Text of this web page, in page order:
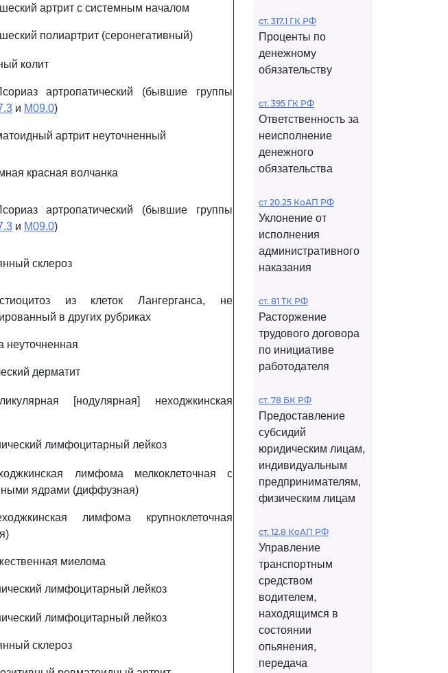
артрит с системным началом
полиартрит (серонегативный)
колит
артропатический (бывшие группы
и M09.0)
артрит неуточненный
красная волчанка
артропатический (бывшие группы
и M09.0)
склероз
из клеток Лангерганса, не
в других рубриках
неуточненная
дерматит
[нодулярная] неходжкинская
лимфоцитарный лейкоз
лимфома мелкоклеточная с
ядрами (диффузная)
лимфома крупноклеточная
миелома
лимфоцитарный лейкоз
лимфоцитарный лейкоз
склероз
ст. 317.1 ГК РФ
Проценты по
денежному
обязательству
ст. 395 ГК РФ
Ответственность за
неисполнение
денежного
обязательства
ст 20.25 КоАП РФ
Уклонение от
исполнения
административного
наказания
ст. 81 ТК РФ
Расторжение
трудового договора
по инициативе
работодателя
ст. 78 БК РФ
Предоставление
субсидий
юридическим лицам,
индивидуальным
предпринимателям,
физическим лицам
ст. 12.8 КоАП РФ
Управление
транспортным
средством
водителем,
находящимся в
состоянии
опьянения,
передача